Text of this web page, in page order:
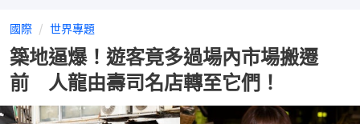
國際 世界專題
築地逼爆！遊客竟多過場內市場搬遷
前 人龍由壽司名店轉至它們！